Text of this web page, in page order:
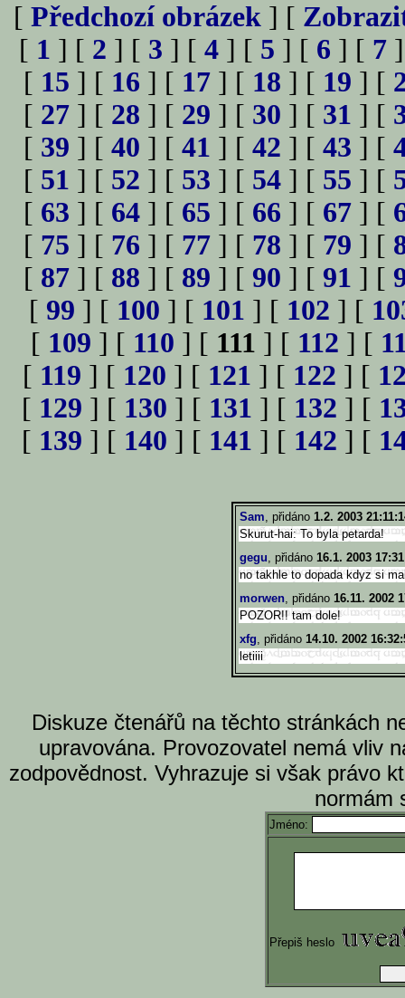
[ Předchozí obrázek ] [
[ 1 ] [ 2 ] [ 3 ] [ 4 ] [ 5 ] [ 6 ] [ 7
[ 15 ] [ 16 ] [ 17 ] [ 18 ] [ 19 ] [
[ 27 ] [ 28 ] [ 29 ] [ 30 ] [ 31 ] [
[ 39 ] [ 40 ] [ 41 ] [ 42 ] [ 43 ] [
[ 51 ] [ 52 ] [ 53 ] [ 54 ] [ 55 ] [
[ 63 ] [ 64 ] [ 65 ] [ 66 ] [ 67 ] [
[ 75 ] [ 76 ] [ 77 ] [ 78 ] [ 79 ] [
[ 87 ] [ 88 ] [ 89 ] [ 90 ] [ 91 ] [
[ 99 ] [ 100 ] [ 101 ] [ 102 ] [
[ 109 ] [ 110 ] [ 111 ] [ 112 ] [
[ 119 ] [ 120 ] [ 121 ] [ 122 ] [
[ 129 ] [ 130 ] [ 131 ] [ 132 ] [
[ 139 ] [ 140 ] [ 141 ] [ 142 ] [
Sam, přidáno 1.2. 2003
Skurut-hai: To byla petarda!
gegu, přidáno 16.1. 2003
no takhle to dopada kdyz si
morwen, přidáno 16.11. 2002
POZOR!! tam dole!
xfg, přidáno 14.10. 2002
letiiii
Diskuze čtenářů na těchto stránkách
upravována. Provozovatel nemá vliv
zodpovědnost. Vyhrazuje si však právo
normám
Jméno:
Přepiš heslo